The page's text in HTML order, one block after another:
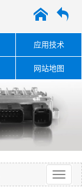
A O
应用技术
网站地图